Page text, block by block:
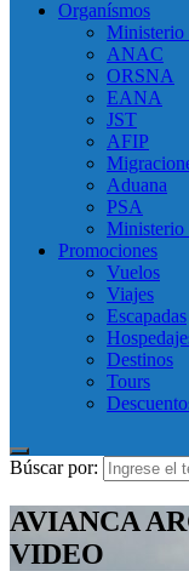
Organísmos
Ministerio
ANAC
ORSNA
EANA
JST
AFIP
Aduana
PSA
Ministerio
Promociones
Vuelos
Viajes
Escapadas
Destinos
Tours
Búscar por:
AVIANCA
VIDEO